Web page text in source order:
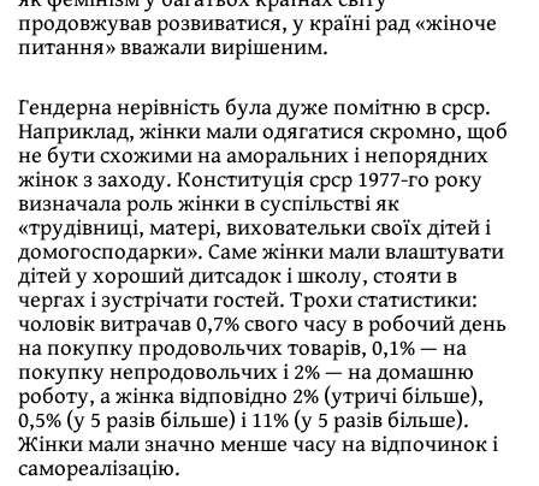
продовжував розвиватися, у країнi рад «жiноче
питання» вважали вирiшеним.
Гендерна нерiвнiсть була дуже помiтню в срср.
Наприклад, жiнки мали одягатися скромно, щоб
не бути схожими на аморальних i непорядних
жiнок з заходу. Конституцiя срср 1977-го року
визначала роль жiнки в суспiльствi як
«трудiвницi, матерi, виховательки своїх дiтей i
домогосподарки». Саме жiнки мали влаштувати
дiтей у хороший дитсадок i школу, стояти в
чергах i зустрiчати гостей. Трохи статистики:
чоловiк витрачав 0,7% свого часу в робочий день
на покупку продовольчих товарiв, 0,1% — на
покупку непродовольчих i 2% — на домашню
роботу, а жiнка вiдповiдно 2% (утричi бiльше),
0,5% (у 5 разiв бiльше) i 11% (у 5 разiв бiльше).
Жiнки мали значно менше часу на вiдпочинок i
самореалiзацiю.